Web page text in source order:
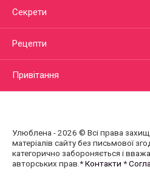
Секрети
Рецепти
Привітання
Улюблена - 2026 © Всі права
матеріалів сайту без письмової
категорично забороняється і
авторських прав.*Контакти *